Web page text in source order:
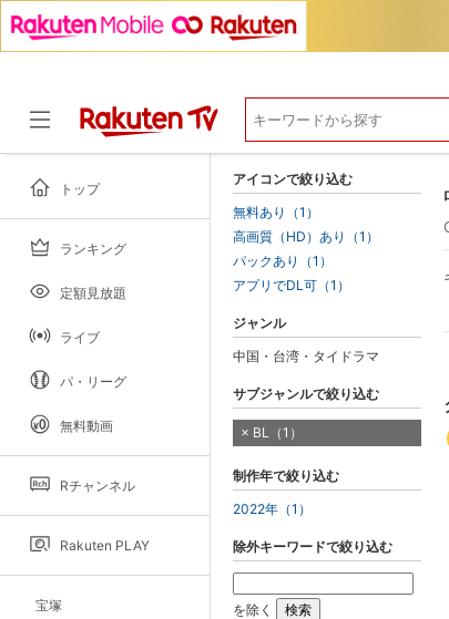
トップ
ランキング
定額見放題
ライブ
パ・リーグ
無料動画
Rチャンネル
Rakuten PLAY
宝塚
アイコンで絞り込む
無料あり（1）
高画質（HD）あり（1）
パックあり（1）
アプリでDL可（1）
ジャンル
中国・台湾・タイドラマ
サブジャンルで絞り込む
BL（1）
制作年で絞り込む
2022年（1）
除外キーワードで絞り込む
を除く